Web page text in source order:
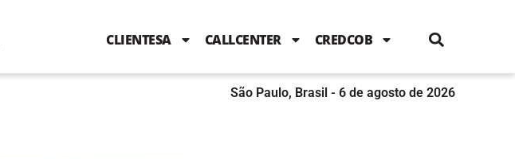
b
o
k
t
e
b
n
g
a
m
CLIENTESA CALLCENTER CREDCOB
São Paulo, Brasil - 6 de agosto de 2026